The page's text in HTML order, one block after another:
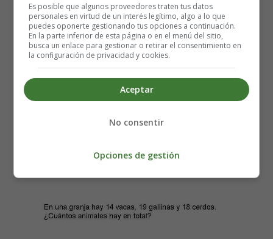
Es posible que algunos proveedores traten tus datos
personales en virtud de un interés legítimo, algo a lo que
puedes oponerte gestionando tus opciones a continuación.
En la parte inferior de esta página o en el menú del sitio,
busca un enlace para gestionar o retirar el consentimiento en
la configuración de privacidad y cookies.
Aceptar
No consentir
Opciones de gestión